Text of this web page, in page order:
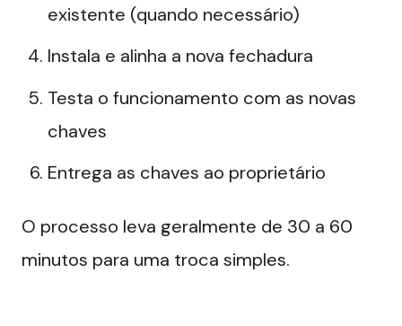
existente (quando necessário)
Instala e alinha a nova fechadura
Testa o funcionamento com as novas
chaves
Entrega as chaves ao proprietário
O processo leva geralmente de 30 a 60
minutos para uma troca simples.